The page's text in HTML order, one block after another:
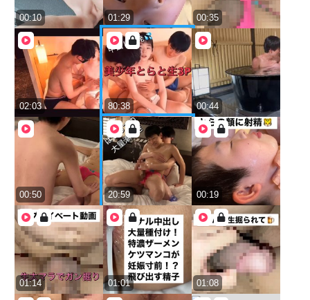
00:10 01:29 00:35
02:03 80:38 00:44
00:50 20:59 00:19
01:14 01:01 01:08